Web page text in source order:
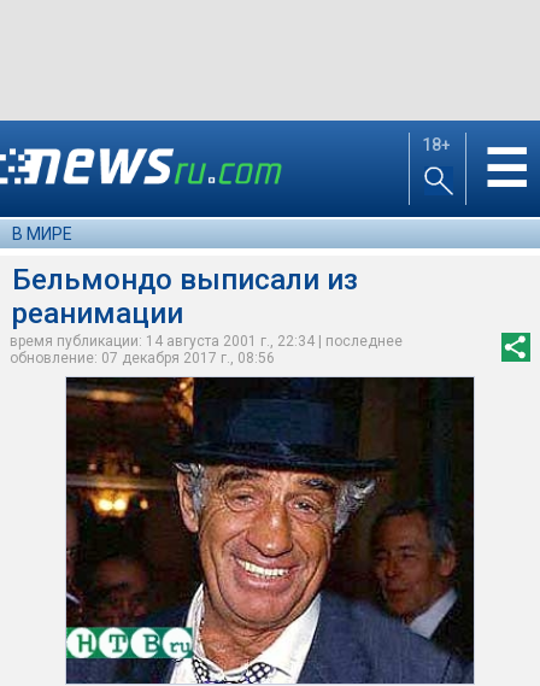
18+ ☰
В МИРЕ
Бельмондо выписали из
реанимации
время публикации: 14 августа 2001 г., 22:34 | последнее
обновление: 07 декабря 2017 г., 08:56